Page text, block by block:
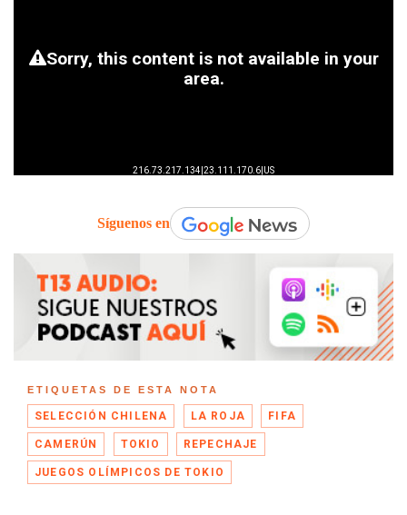
Síguenos en
ETIQUETAS DE ESTA NOTA
SELECCIÓN CHILENA LA ROJA FIFA
CAMERÚN TOKIO REPECHAJE
JUEGOS OLÍMPICOS DE TOKIO